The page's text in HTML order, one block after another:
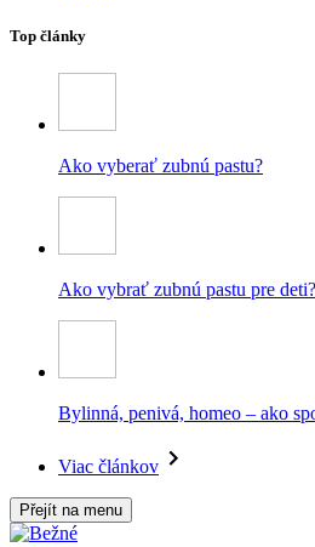
Top články
Ako vyberať zubnú pastu?
Ako vybrať zubnú pastu pre deti?
Bylinná, penivá, homeo – ako
Viac článkov
Přejít na menu